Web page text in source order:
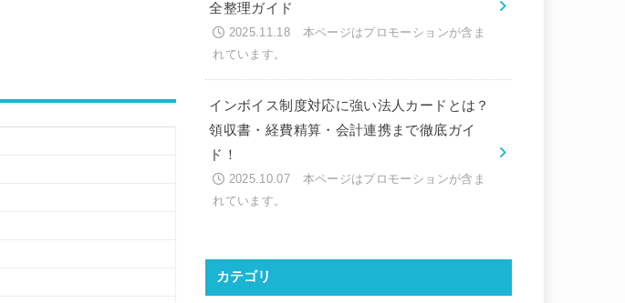
全整理ガイド
2025.11.18
インボイス制度対応に強い法人カードとは？
領収書・経費精算・会計連携まで徹底ガイ
ド！
2025.10.07
カテゴリ